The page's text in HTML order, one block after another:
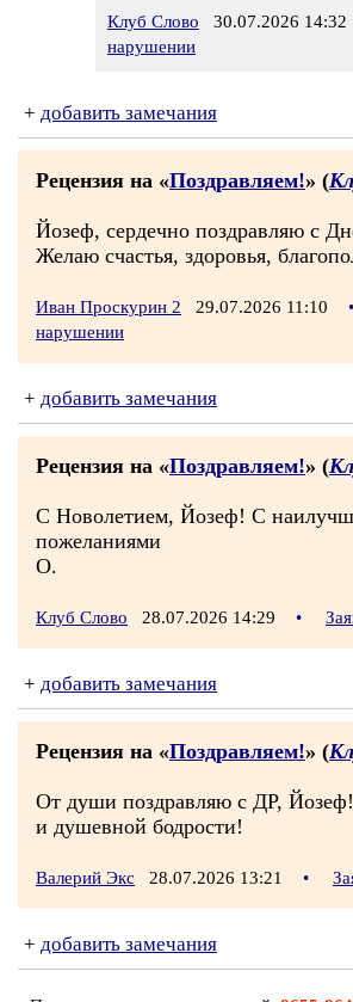
Клуб Слово 30.07.2026 14:32
нарушении
+ добавить замечания
Рецензия на «Поздравляем!» (
Йозеф, сердечно поздравляю с
Желаю счастья, здоровья,
Иван Проскурин 2 29.07.2026 11:10 •
нарушении
+ добавить замечания
Рецензия на «Поздравляем!» (
С Новолетием, Йозеф! С
пожеланиями
О.
Клуб Слово 28.07.2026 14:29 •
+ добавить замечания
Рецензия на «Поздравляем!» (
От души поздравляю с ДР,
и душевной бодрости!
Валерий Экс 28.07.2026 13:21 •
+ добавить замечания